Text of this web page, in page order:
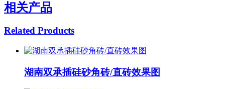
相关产品
Related Products
湖南双承插硅砂角砖/直砖效果图